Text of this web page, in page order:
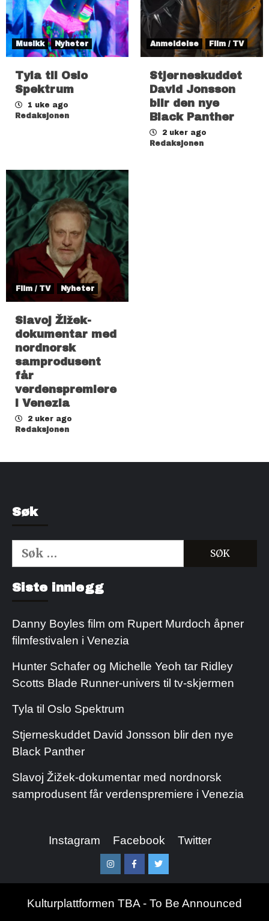
Musikk Nyheter
Tyla til Oslo
Spektrum
1 uke ago
Redaksjonen
Anmeldelse Film / TV
Stjerneskuddet
David Jonsson
blir den nye
Black Panther
2 uker ago
Redaksjonen
Film / TV Nyheter
Slavoj Žižek-
dokumentar med
nordnorsk
samprodusent
får
verdenspremiere
i Venezia
2 uker ago
Redaksjonen
Søk
Søk
etter:
Siste innlegg
Danny Boyles film om Rupert Murdoch åpner
filmfestivalen i Venezia
Hunter Schafer og Michelle Yeoh tar Ridley
Scotts Blade Runner-univers til tv-skjermen
Tyla til Oslo Spektrum
Stjerneskuddet David Jonsson blir den nye
Black Panther
Slavoj Žižek-dokumentar med nordnorsk
samprodusent får verdenspremiere i Venezia
Instagram Facebook Twitter
InstagramFacebookTwitter
Kulturplattformen TBA - To Be Announced